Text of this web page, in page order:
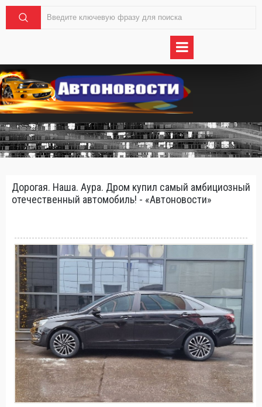
Дорогая. Наша. Аура. Дром купил самый амбициозный
отечественный автомобиль! - «Автоновости»